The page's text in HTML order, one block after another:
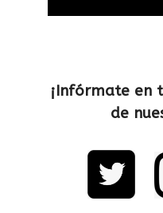
¡Infórmate en
de